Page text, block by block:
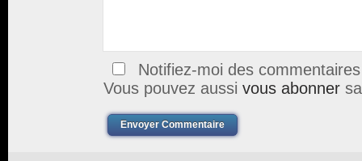
Notifiez-moi des
Vous pouvez aussi vous abonner
Envoyer Commentaire